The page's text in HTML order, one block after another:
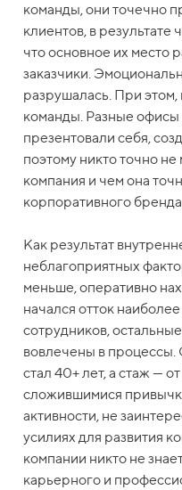
команды, они точечно
клиентов, в
что основное их место
заказчики.
разрушалась. При этом,
команды. Разные офисы
презентовали себя,
поэтому никто точно не
компания и чем она
корпоративного
Как результат
неблагоприятных
меньше, оперативно
начался отток
сотрудников,
вовлечены в процессы.
стал 40+ лет, а стаж —
сложившимися
активности, не
усилиях для развития
компании никто не
карьерного и